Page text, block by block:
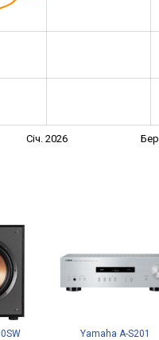
Січ. 2026 Бер.
Yamaha A-S201